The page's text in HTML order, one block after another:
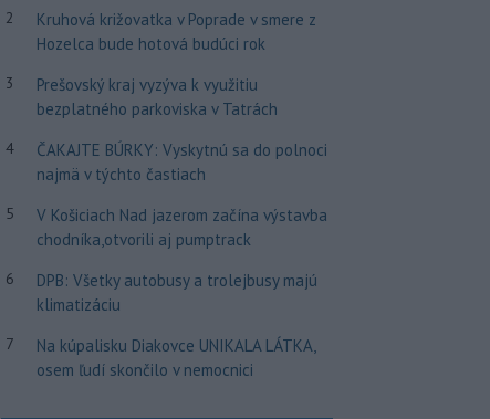
2
Kruhová križovatka v Poprade v smere z
Hozelca bude hotová budúci rok
3
Prešovský kraj vyzýva k využitiu
bezplatného parkoviska v Tatrách
4
ČAKAJTE BÚRKY: Vyskytnú sa do polnoci
najmä v týchto častiach
5
V Košiciach Nad jazerom začína výstavba
chodníka,otvorili aj pumptrack
6
DPB: Všetky autobusy a trolejbusy majú
klimatizáciu
7
Na kúpalisku Diakovce UNIKALA LÁTKA,
osem ľudí skončilo v nemocnici